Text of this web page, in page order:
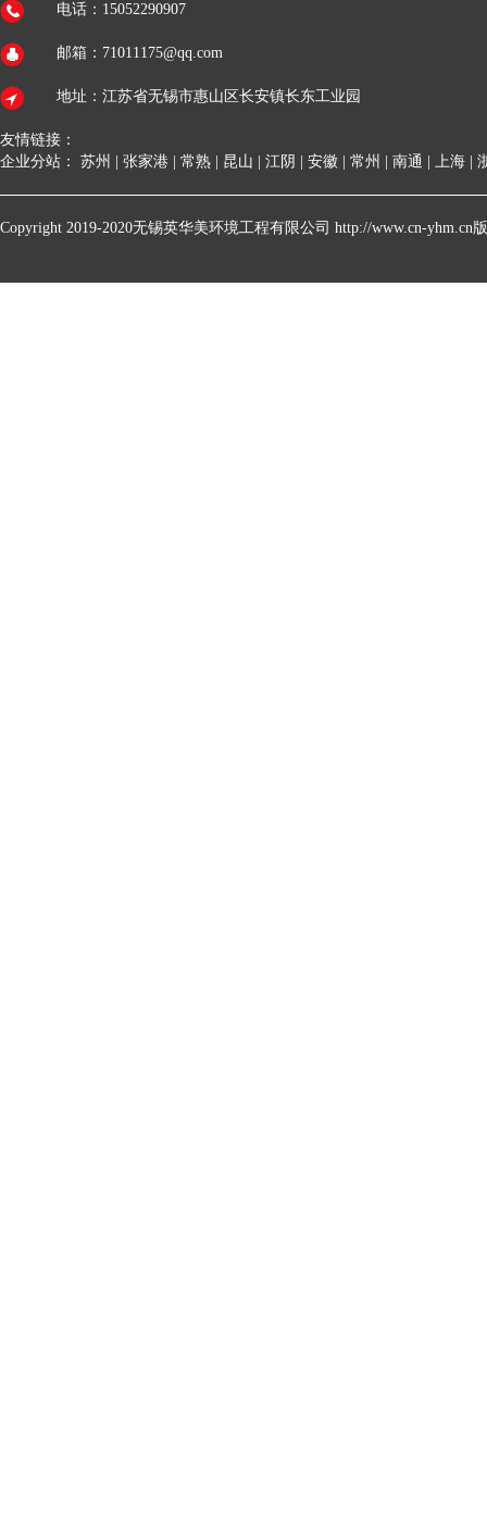
电话：15052290907
邮箱：71011175@qq.com
地址：江苏省无锡市惠山区长安镇长东工业园
友情链接：
企业分站： 苏州 张家港 常熟 昆山 江阴 安徽 常州 南通 上海
Copyright 2019-2020无锡英华美环境工程有限公司 http://www.cn-